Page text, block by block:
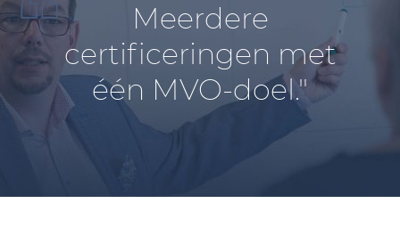
Meerdere
certificeringen met
één MVO-doel."